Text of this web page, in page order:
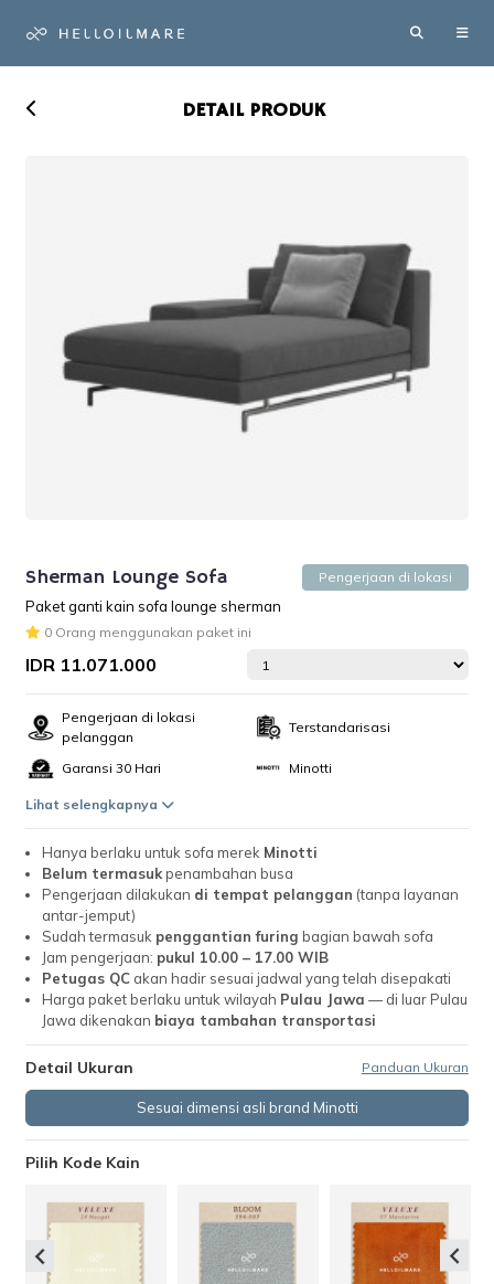
DETAIL PRODUK
Sherman Lounge Sofa Pengerjaan di lokasi
Paket ganti kain sofa lounge sherman
0 Orang menggunakan paket ini
IDR 11.071.000
Pengerjaan di lokasi
pelanggan
Terstandarisasi
Garansi 30 Hari Minotti
Lihat selengkapnya
Hanya berlaku untuk sofa merek Minotti
Belum termasukpenambahan busa
Pengerjaan dilakukan di tempat pelanggan (tanpa layanan
antar-jemput)
Sudah termasuk penggantian furing bagian bawah sofa
Jam pengerjaan: pukul 10.00 – 17.00 WIB
Petugas QC akan hadir sesuai jadwal yang telah disepakati
Harga paket berlaku untuk wilayah Pulau Jawa — di luar Pulau
Jawa dikenakan biaya tambahan transportasi
Detail Ukuran Panduan Ukuran
Sesuai dimensi asli brand Minotti
Pilih Kode Kain